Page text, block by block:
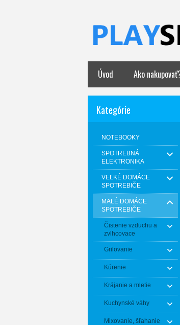
Úvod Ako
Kategórie
NOTEBOOKY
SPOTREBNÁ
ELEKTRONIKA
VEĽKÉ DOMÁCE
SPOTREBIČE
MALÉ DOMÁCE
SPOTREBIČE
Čistenie vzduchu a
zvlhcovace
Grilovanie
Kúrenie
Krájanie a mletie
Kuchynské váhy
Mixovanie, šľahanie